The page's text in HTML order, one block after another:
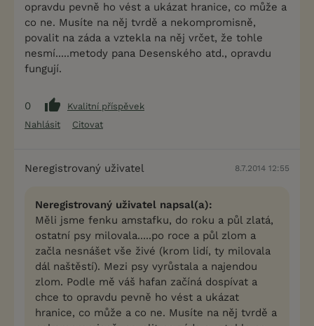
opravdu pevně ho vést a ukázat hranice, co může a
co ne. Musíte na něj tvrdě a nekompromisně,
povalit na záda a vztekla na něj vrčet, že tohle
nesmí.....metody pana Desenského atd., opravdu
fungují.
0
Kvalitní příspěvek
Nahlásit
Citovat
Neregistrovaný uživatel 8.7.2014 12:55
Neregistrovaný uživatel napsal(a):
Měli jsme fenku amstafku, do roku a půl zlatá,
ostatní psy milovala.....po roce a půl zlom a
začla nesnášet vše živé (krom lidí, ty milovala
dál naštěstí). Mezi psy vyrůstala a najendou
zlom. Podle mě váš hafan začíná dospívat a
chce to opravdu pevně ho vést a ukázat
hranice, co může a co ne. Musíte na něj tvrdě a